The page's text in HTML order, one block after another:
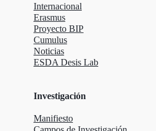
Internacional
Erasmus
Proyecto BIP
Cumulus
Noticias
ESDA Desis Lab
Investigación
Manifiesto